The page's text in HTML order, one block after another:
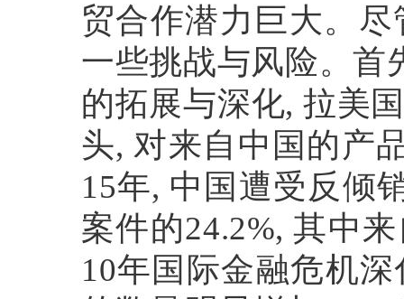
贸合作潜力巨大。
一些挑战与风险。首
的拓展与深化, 拉美
头, 对来自中国的产
15年, 中国遭受反倾
案件的24.2%,其中
10年国际金融危机